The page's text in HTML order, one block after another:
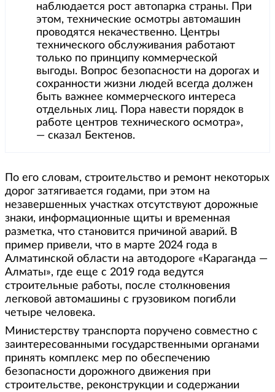
наблюдается рост автопарка страны. При
этом, технические осмотры автомашин
проводятся некачественно. Центры
технического обслуживания работают
только по принципу коммерческой
выгоды. Вопрос безопасности на дорогах и
сохранности жизни людей всегда должен
быть важнее коммерческого интереса
отдельных лиц. Пора навести порядок в
работе центров технического осмотра»,
— сказал Бектенов.
По его словам, строительство и ремонт некоторых
дорог затягивается годами, при этом на
незавершенных участках отсутствуют дорожные
знаки, информационные щиты и временная
разметка, что становится причиной аварий. В
пример привели, что в марте 2024 года в
Алматинской области на автодороге «Караганда —
Алматы», где еще с 2019 года ведутся
строительные работы, после столкновения
легковой автомашины с грузовиком погибли
четыре человека.
Министерству транспорта поручено совместно с
заинтересованными государственными органами
принять комплекс мер по обеспечению
безопасности дорожного движения при
строительстве, реконструкции и содержании